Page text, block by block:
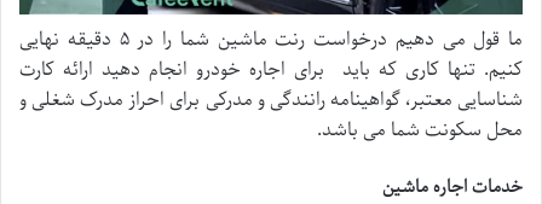
ما قول می دهیم درخواست رنت ماشین شما را در ۵ دقیقه نهایی
کنیم. تنها کاری که باید برای اجاره خودرو انجام دهید ارائه کارت
شناسایی معتبر، گواهینامه رانندگی و مدرکی برای احراز مدرک شغلی و
محل سکونت شما می باشد.
خدمات اجاره ماشین